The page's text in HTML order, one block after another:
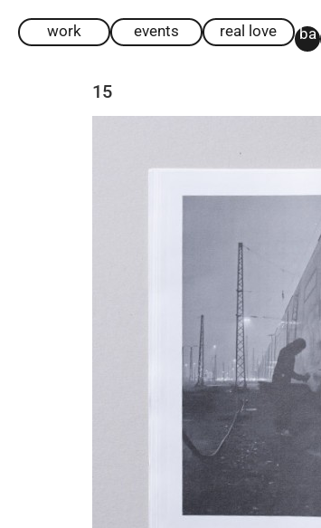
work events real love ba
15